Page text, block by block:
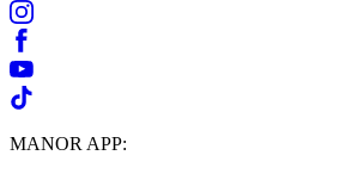
MANOR APP: